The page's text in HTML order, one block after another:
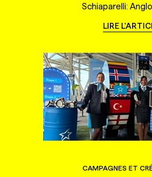
Schiaparelli:
LIRE
CAMPAGNES ET